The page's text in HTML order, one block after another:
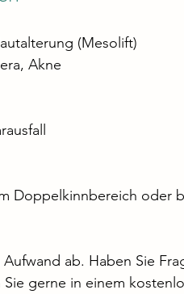
(Mesolift)
Akne
Doppelkinnbereich oder
ab. Haben Sie
gerne in einem